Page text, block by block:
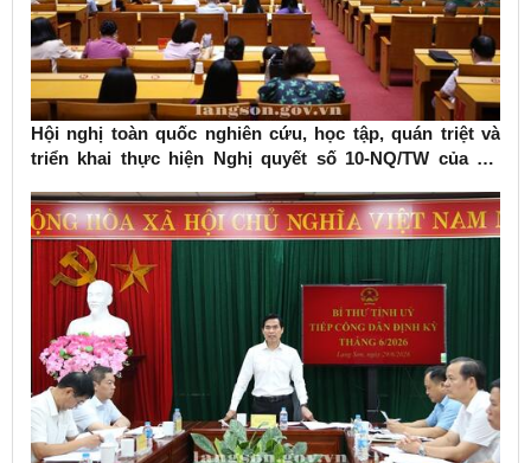
Hội nghị toàn quốc nghiên cứu, học tập, quán triệt và
triển khai thực hiện Nghị quyết số 10-NQ/TW của Bộ